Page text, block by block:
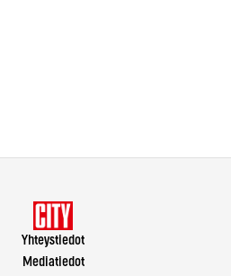
Yhteystiedot
Mediatiedot